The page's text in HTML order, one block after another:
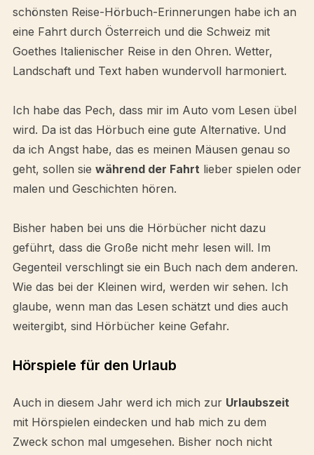
schönsten Reise-Hörbuch-Erinnerungen habe ich an
eine Fahrt durch Österreich und die Schweiz mit
Goethes Italienischer Reise in den Ohren. Wetter,
Landschaft und Text haben wundervoll harmoniert.
Ich habe das Pech, dass mir im Auto vom Lesen übel
wird. Da ist das Hörbuch eine gute Alternative. Und
da ich Angst habe, das es meinen Mäusen genau so
geht, sollen sie während der Fahrt lieber spielen oder
malen und Geschichten hören.
Bisher haben bei uns die Hörbücher nicht dazu
geführt, dass die Große nicht mehr lesen will. Im
Gegenteil verschlingt sie ein Buch nach dem anderen.
Wie das bei der Kleinen wird, werden wir sehen. Ich
glaube, wenn man das Lesen schätzt und dies auch
weitergibt, sind Hörbücher keine Gefahr.
Hörspiele für den Urlaub
Auch in diesem Jahr werd ich mich zur Urlaubszeit
mit Hörspielen eindecken und hab mich zu dem
Zweck schon mal umgesehen. Bisher noch nicht